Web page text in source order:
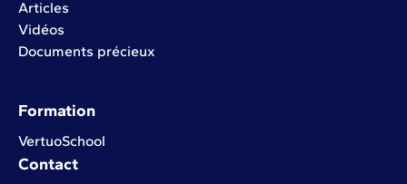
Articles
Vidéos
Documents précieux
Formation
VertuoSchool
Contact